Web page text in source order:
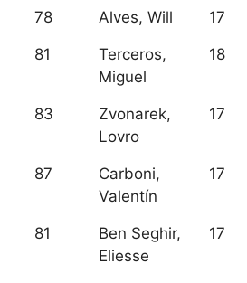
78 Alves, Will 17
81
Terceros,
Miguel
18
83
Zvonarek,
Lovro
17
87
Carboni,
Valentín
17
81
Ben Seghir,
Eliesse
17